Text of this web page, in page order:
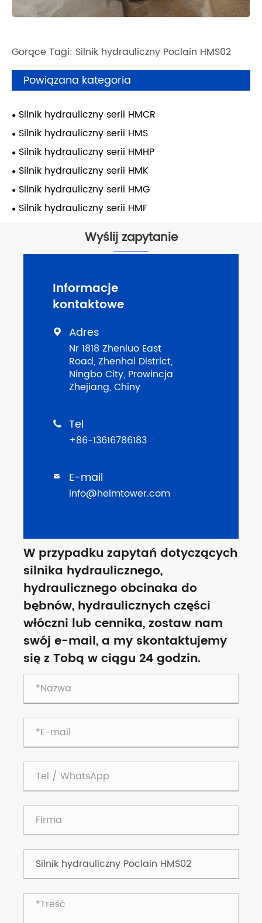
Gorące Tagi: Silnik hydrauliczny Poclain HMS02
Powiązana kategoria
Silnik hydrauliczny serii HMCR
Silnik hydrauliczny serii HMS
Silnik hydrauliczny serii HMHP
Silnik hydrauliczny serii HMK
Silnik hydrauliczny serii HMG
Silnik hydrauliczny serii HMF
Wyślij zapytanie
Informacje
kontaktowe
 Adres
Nr 1818 Zhenluo East
Road, Zhenhai District,
Ningbo City, Prowincja
Zhejiang, Chiny
 Tel
+86-13616786183
 E-mail
info@helmtower.com
W przypadku zapytań dotyczących
silnika hydraulicznego,
hydraulicznego obcinaka do
bębnów, hydraulicznych części
włóczni lub cennika, zostaw nam
swój e-mail, a my skontaktujemy
się z Tobą w ciągu 24 godzin.